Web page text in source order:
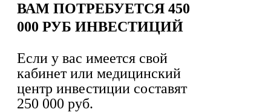
ВАМ ПОТРЕБУЕТСЯ 450
000 РУБ ИНВЕСТИЦИЙ
Если у вас имеется свой
кабинет или медицинский
центр инвестиции составят
250 000 руб.